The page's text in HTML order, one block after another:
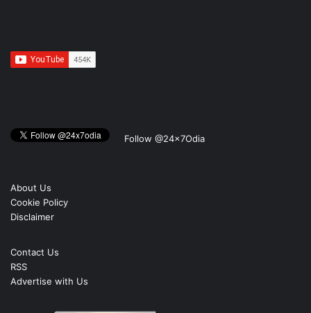
Follow @24x7Odia
About Us
Cookie Policy
Disclaimer
Contact Us
RSS
Advertise with Us